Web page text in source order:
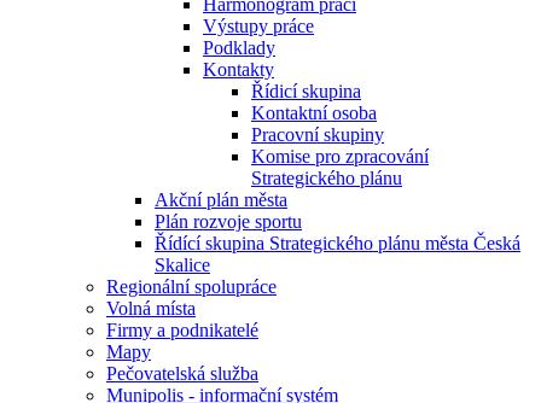
Harmonogram prací
Výstupy práce
Podklady
Kontakty
Řídicí skupina
Kontaktní osoba
Pracovní skupiny
Komise pro zpracování
Strategického plánu
Akční plán města
Plán rozvoje sportu
Řídící skupina Strategického plánu města Česká
Skalice
Regionální spolupráce
Volná místa
Firmy a podnikatelé
Mapy
Pečovatelská služba
Munipolis - informační systém